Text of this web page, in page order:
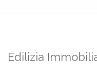
Edilizia